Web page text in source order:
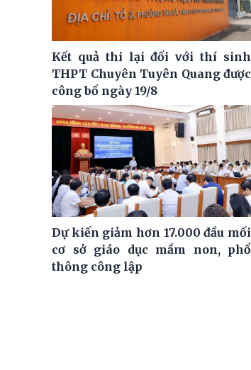
Kết quả thi lại đối với thí sinh
THPT Chuyên Tuyên Quang được
công bố ngày 19/8
Dự kiến giảm hơn 17.000 đầu mối
cơ sở giáo dục mầm non, phổ
thông công lập